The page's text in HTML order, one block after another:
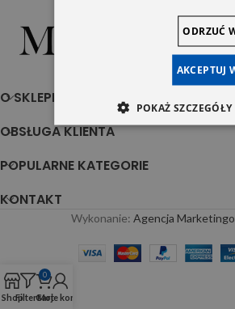
Sklep Motoryzacyjny z częściami
O SKLEPIE
OBSŁUGA KLIENTA
POPULARNE KATEGORIE
KONTAKT
Wykonanie: Agencja
ShopFilters
0
Cart
Moje konto
AKCEPTUJ
ODRZUĆ
POKAŻ SZCZEGÓŁY